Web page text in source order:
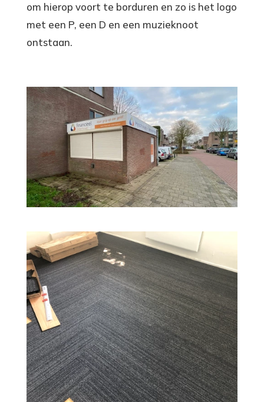
om hierop voort te borduren en zo is het logo
met een P, een D en een muzieknoot
ontstaan.